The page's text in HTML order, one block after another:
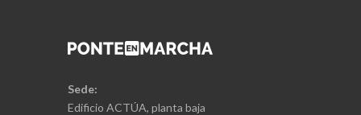
Sede:
Edificio ACTÚA, planta baja